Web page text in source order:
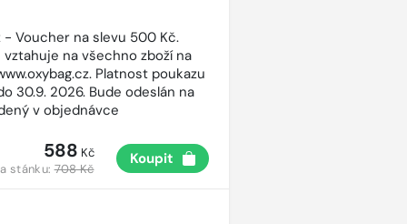
- Voucher na slevu 500 Kč.
vztahuje na všechno zboží na
Platnost poukazu
30.9. 2026. Bude odeslán na
v objednávce
588 Kč
stánku:708 Kč
Koupit